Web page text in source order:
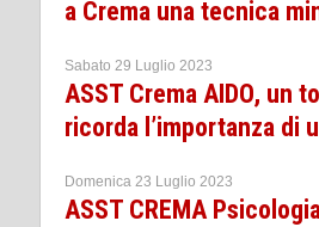
a Crema una tecnica
Sabato 29 Luglio 2023
ASST Crema AIDO, un
ricorda l’importanza di
Domenica 23 Luglio 2023
ASST CREMA